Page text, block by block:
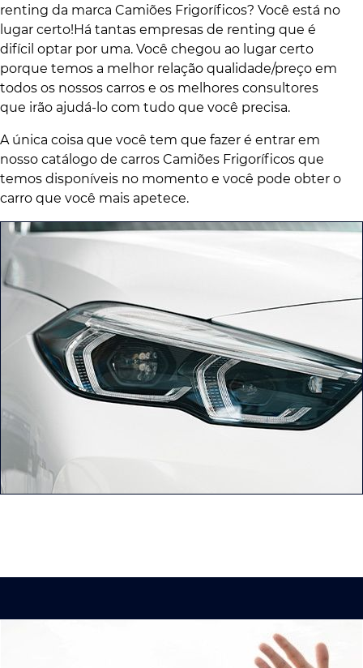
renting da marca Camiões Frigoríficos? Você está no
lugar certo!Há tantas empresas de renting que é
difícil optar por uma. Você chegou ao lugar certo
porque temos a melhor relação qualidade/preço em
todos os nossos carros e os melhores consultores
que irão ajudá-lo com tudo que você precisa.
A única coisa que você tem que fazer é entrar em
nosso catálogo de carros Camiões Frigoríficos que
temos disponíveis no momento e você pode obter o
carro que você mais apetece.